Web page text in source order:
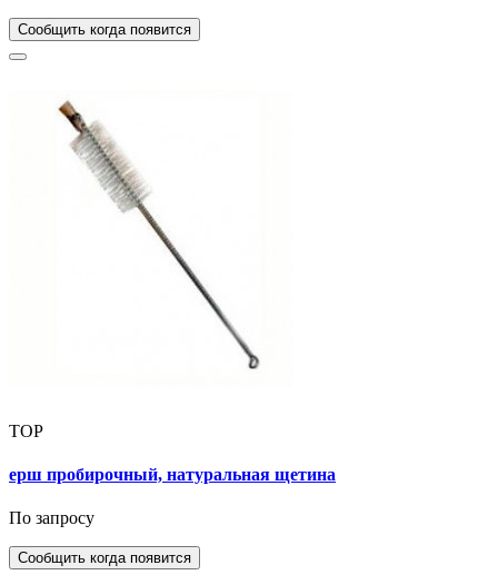
Сообщить когда появится
TOP
ерш пробирочный, натуральная щетина
По запросу
Сообщить когда появится